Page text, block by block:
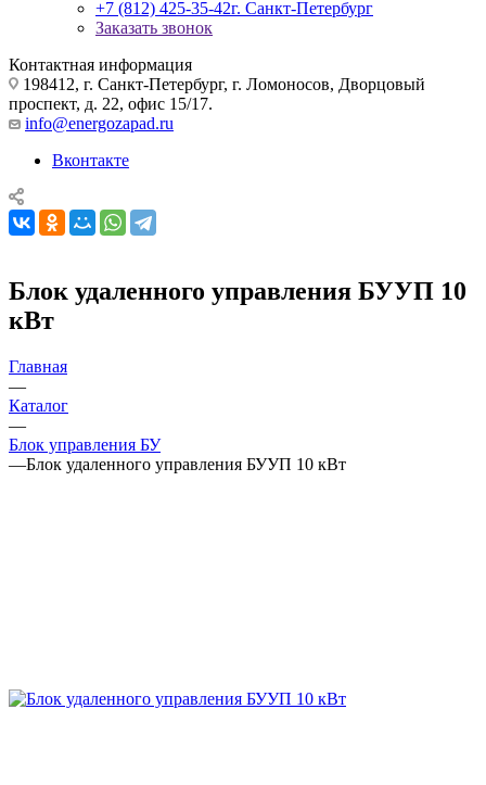
+7 (812) 425-35-42г. Санкт-Петербург
Заказать звонок
Контактная информация
198412, г. Санкт-Петербург, г. Ломоносов, Дворцовый
проспект, д. 22, офис 15/17.
info@energozapad.ru
Вконтакте
Блок удаленного управления БУУП 10
кВт
Главная
—
Каталог
—
Блок управления БУ
—Блок удаленного управления БУУП 10 кВт